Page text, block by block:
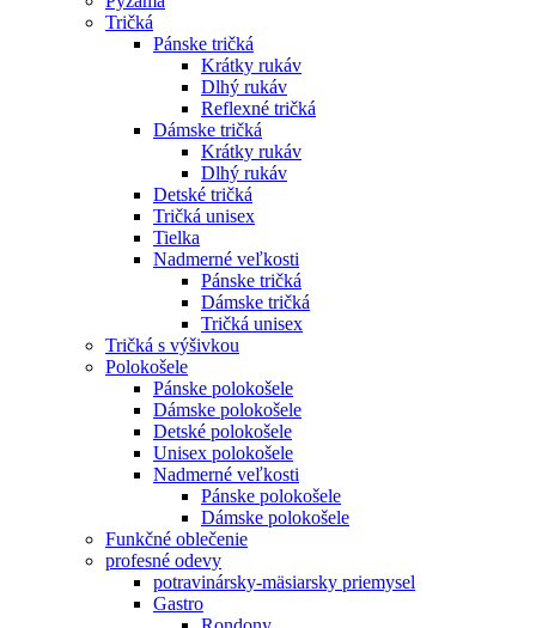
Tričká
Pánske tričká
Krátky rukáv
Dlhý rukáv
Reflexné tričká
Dámske tričká
Krátky rukáv
Dlhý rukáv
Detské tričká
Tričká unisex
Tielka
Nadmerné veľkosti
Pánske tričká
Dámske tričká
Tričká unisex
Tričká s výšivkou
Polokošele
Pánske polokošele
Dámske polokošele
Detské polokošele
Unisex polokošele
Nadmerné veľkosti
Pánske polokošele
Dámske polokošele
Funkčné oblečenie
profesné odevy
potravinársky-mäsiarsky priemysel
Gastro